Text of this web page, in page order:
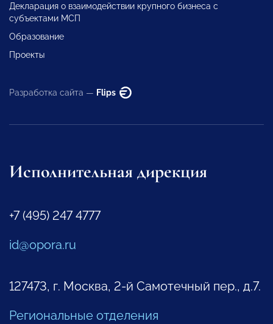
Декларация о взаимодействии крупного бизнеса с
субъектами МСП
Образование
Проекты
Разработка сайта — Flips
Исполнительная дирекция
+7 (495) 247 4777
id@opora.ru
127473, г. Москва, 2-й Самотечный пер., д.7.
Региональные отделения